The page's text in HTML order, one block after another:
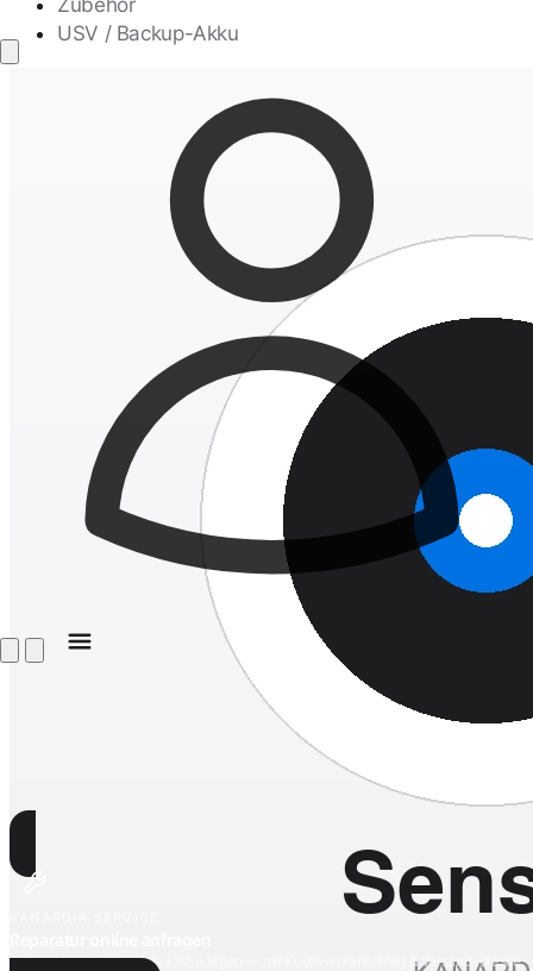
Zubehör
USV / Backup-Akku
Antwort innerhalb von 1–3 Werktagen — mit Kostenvoranschlag & Versandadresse.